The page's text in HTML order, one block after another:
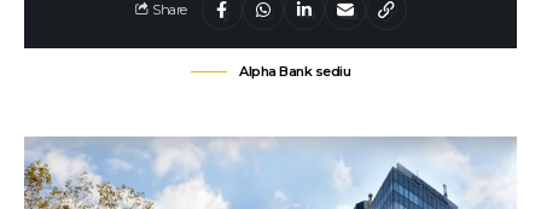
Share
Alpha Bank sediu